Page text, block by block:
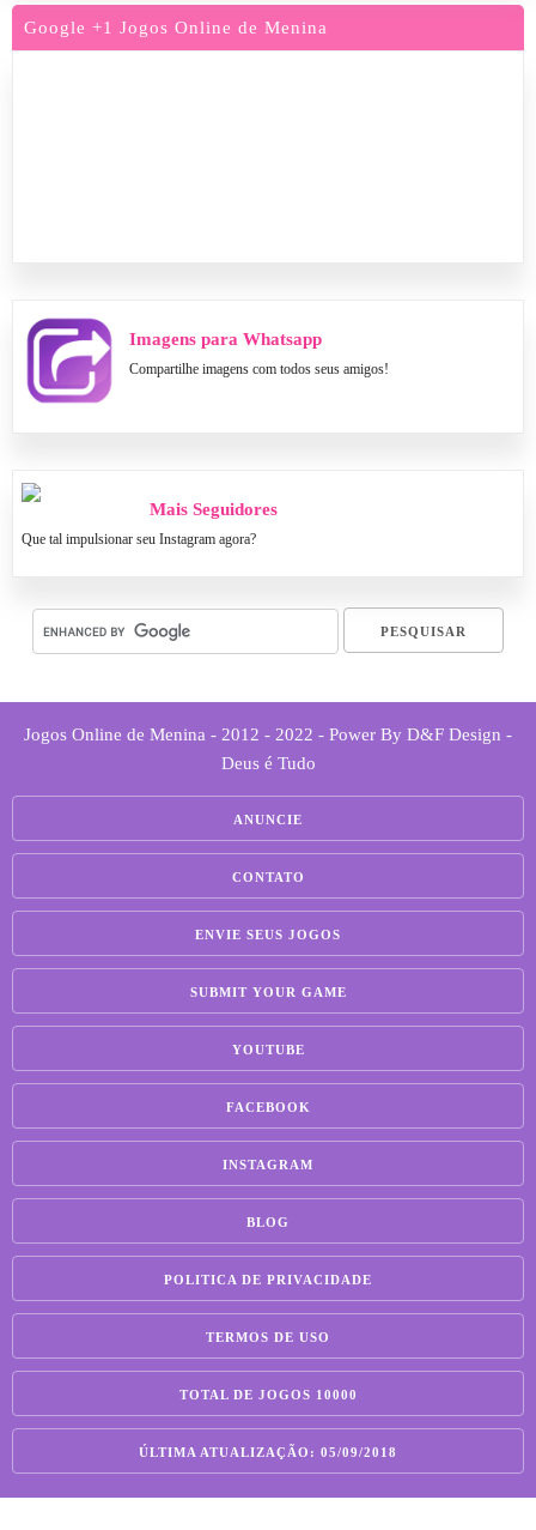
Google +1 Jogos Online de Menina
Imagens para Whatsapp
Compartilhe imagens com todos seus amigos!
Mais Seguidores
Que tal impulsionar seu Instagram agora?
Jogos Online de Menina - 2012 - 2022 - Power By D&F Design -
Deus é Tudo
ANUNCIE
CONTATO
ENVIE SEUS JOGOS
SUBMIT YOUR GAME
YOUTUBE
FACEBOOK
INSTAGRAM
BLOG
POLITICA DE PRIVACIDADE
TERMOS DE USO
TOTAL DE JOGOS 10000
ÚLTIMA ATUALIZAÇÃO: 05/09/2018